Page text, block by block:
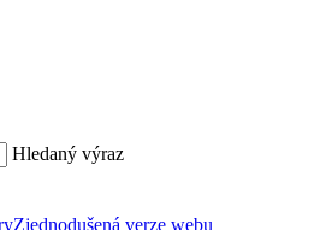
Hledaný výraz
Zjednodušená verze webu